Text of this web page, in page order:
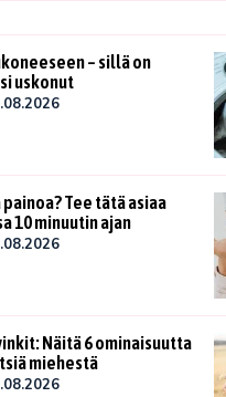
– sillä on
uskonut
Tee tätä asiaa
10 minuutin ajan
Näitä 6 ominaisuutta
miehestä